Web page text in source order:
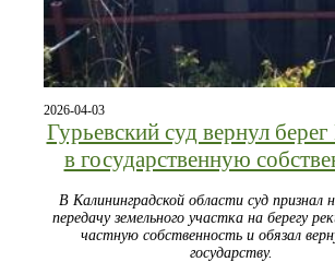
2026-04-03
Гурьевский суд вернул
в государственную
В Калининградской области суд признал
передачу земельного участка на берегу
частную собственность и обязал
государству.